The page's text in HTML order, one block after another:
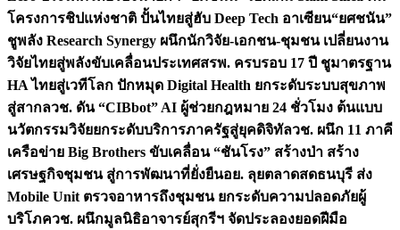
โครงการชิปแห่งชาติ ปั้นไทยสู่ฮับ Deep Tech อาเซียน“ยศชนัน”
ชูพลัง Research Synergy ผนึกนักวิจัย-เอกชน-ชุมชน เปลี่ยนงาน
วิจัยไทยสู่พลังขับเคลื่อนประเทศสรพ. ครบรอบ 17 ปี ชูมาตรฐาน
HA ไทยสู่เวทีโลก ปักหมุด Digital Health ยกระดับระบบสุขภาพ
สู่สากลวช. ดัน “CIBbot” AI ผู้ช่วยกฎหมาย 24 ชั่วโมง ต้นแบบ
นวัตกรรมวิจัยยกระดับบริการภาครัฐสู่ยุคดิจิทัลวช. ผนึก 11 ภาคี
เครือข่าย Big Brothers ขับเคลื่อน “ชันโรง” สร้างป่า สร้าง
เศรษฐกิจชุมชน สู่การพัฒนาที่ยั่งยืนอย. ลุยตลาดสดธนบุรี ส่ง
Mobile Unit ตรวจอาหารถึงชุมชน ยกระดับความปลอดภัยผู้
บริโภควช. ผนึกมูลนิธิอาจารย์สุกรีฯ จัดประลองยอดฝีมือ